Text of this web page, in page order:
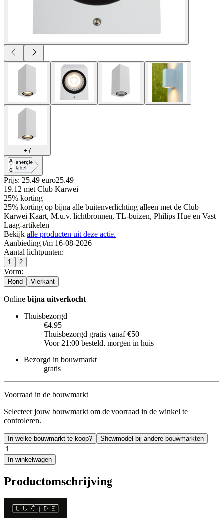
+7
Prijs: 25.49 euro25.49
19.12 met Club Karwei
25% korting
25% korting op bijna alle buitenverlichting alleen met de Club
Karwei Kaart, M.u.v. lichtbronnen, TL-buizen, Philips Hue en Vast
Laag-artikelen
Bekijk alle producten uit deze actie.
Aanbieding t/m 16-08-2026
Aantal lichtpunten:
1 2
Vorm:
Rond Vierkant
Online bijna uitverkocht
Thuisbezorgd
€4.95
Thuisbezorgd gratis vanaf €50
Voor 21:00 besteld, morgen in huis
Bezorgd in bouwmarkt
gratis
Voorraad in de bouwmarkt
Selecteer jouw bouwmarkt om de voorraad in de winkel te
controleren.
In welke bouwmarkt te koop? Showmodel bij andere bouwmarkten
In winkelwagen
Productomschrijving